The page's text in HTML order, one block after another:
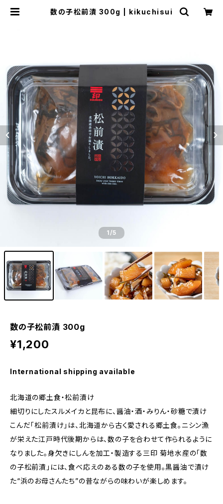
数の子松前漬 300g | kikuchisui
1/5
数の子松前漬 300g
¥1,200
International shipping available
北海道の郷土食・松前漬け
細切りにしたスルメイカと昆布に、醤油・酒・みりん・砂糖で漬け
こんだ「松前漬け」は、北海道から古く愛される郷土食。ニシン漁
が栄えた江戸時代後期からは、数の子を合わせて作られるように
なりました。身欠きにしんを加工・製造する三印 菊地水産の「数
の子松前漬」には、食べ応えのある数の子を使用。黒醤油で漬け
た“浜のお母さんたち”の昔ながらの味わいが楽しめます。